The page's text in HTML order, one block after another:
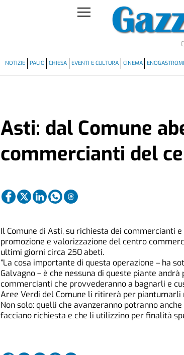
NOTIZIE PALIO CHIESA EVENTI E CULTURA CINEMA
Asti: dal Comune
commercianti del
Il Comune di Asti, su richiesta dei commercianti
promozione e valorizzazione del centro
ultimi giorni circa 250 abeti.
“La cosa importante di questa operazione – ha
Galvagno – è che nessuna di queste piante
commercianti che provvederanno a bagnarli e
Aree Verdi del Comune li ritirerà per
Non solo: quelli che avanzeranno potranno
facciano richiesta e che li utilizzino per finalità